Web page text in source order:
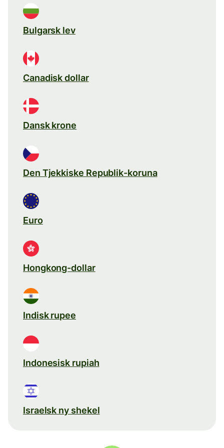
Bulgarsk lev
Canadisk dollar
Dansk krone
Den Tjekkiske Republik-koruna
Euro
Hongkong-dollar
Indisk rupee
Indonesisk rupiah
Israelsk ny shekel